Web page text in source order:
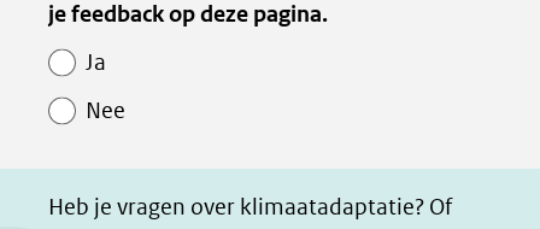
andere
e
a
e
i
e
h
e
n
van
Paginawaardering
je feedback op deze pagina.
Ja
Nee
Heb je vragen over klimaatadaptatie? Of